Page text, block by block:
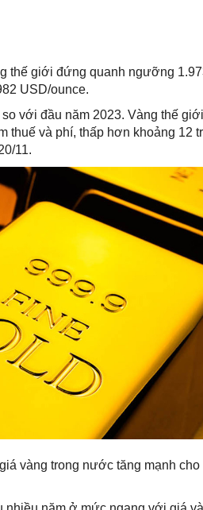
thế giới đứng quanh ngưỡng
USD/ounce.
với đầu năm 2023. Vàng thế
thuế và phí, thấp hơn khoảng 12
11.
vàng trong nước tăng mạnh cho